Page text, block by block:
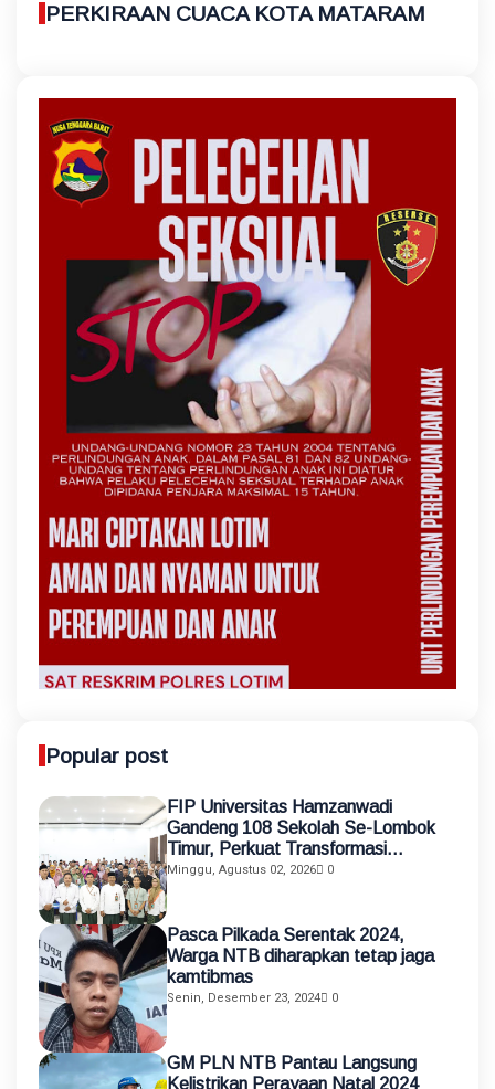
PERKIRAAN CUACA KOTA MATARAM
Popular post
FIP Universitas Hamzanwadi
Gandeng 108 Sekolah Se-Lombok
Timur, Perkuat Transformasi
Pendidikan melalui Asistensi
Minggu, Agustus 02, 2026 0
Pasca Pilkada Serentak 2024,
Warga NTB diharapkan tetap jaga
kamtibmas
Senin, Desember 23, 2024 0
GM PLN NTB Pantau Langsung
Kelistrikan Perayaan Natal 2024